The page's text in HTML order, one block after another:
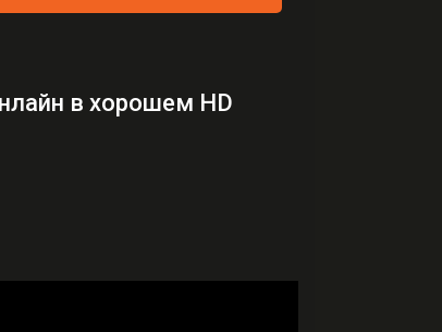
в хорошем HD